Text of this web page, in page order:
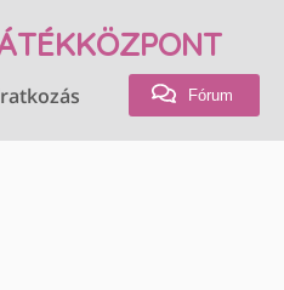
Fórum